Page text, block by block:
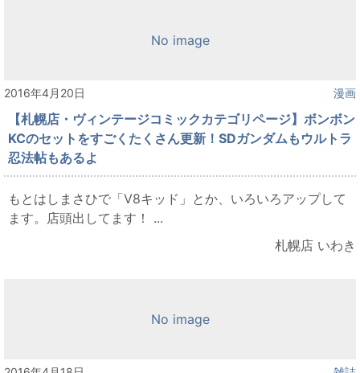
No image
2016年4月20日 漫画
【札幌店・ヴィンテージコミックカテゴリページ】ボンボン
KCのセットをすごくたくさん更新！SDガンダムもウルトラ
忍法帖もあるよ
もとはしまさひで「V8キッド」とか、いろいろアップして
ます。店頭出してます！ ...
札幌店 いわき
No image